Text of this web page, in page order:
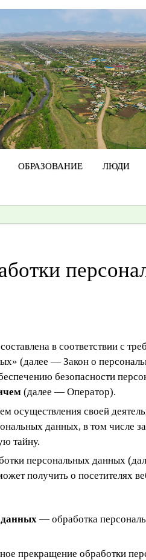
ОБРАЗОВАНИЕ ЛЮДИ
в соответствии с
(далее — Закон о
безопасности
(далее — Оператор).
осуществления своей
данных, в том числе
тайну.
персональных данных
получить о посетителях
данных — обработка
прекращение обработки